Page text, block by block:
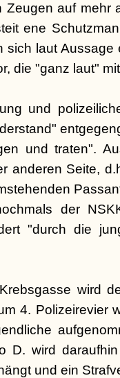
auf mehr
ene
sich laut
die "ganz laut"
und
und traten".
anderen Seite,
der
"durch die
wird
4. Polizeirevier
D. wird
und ein